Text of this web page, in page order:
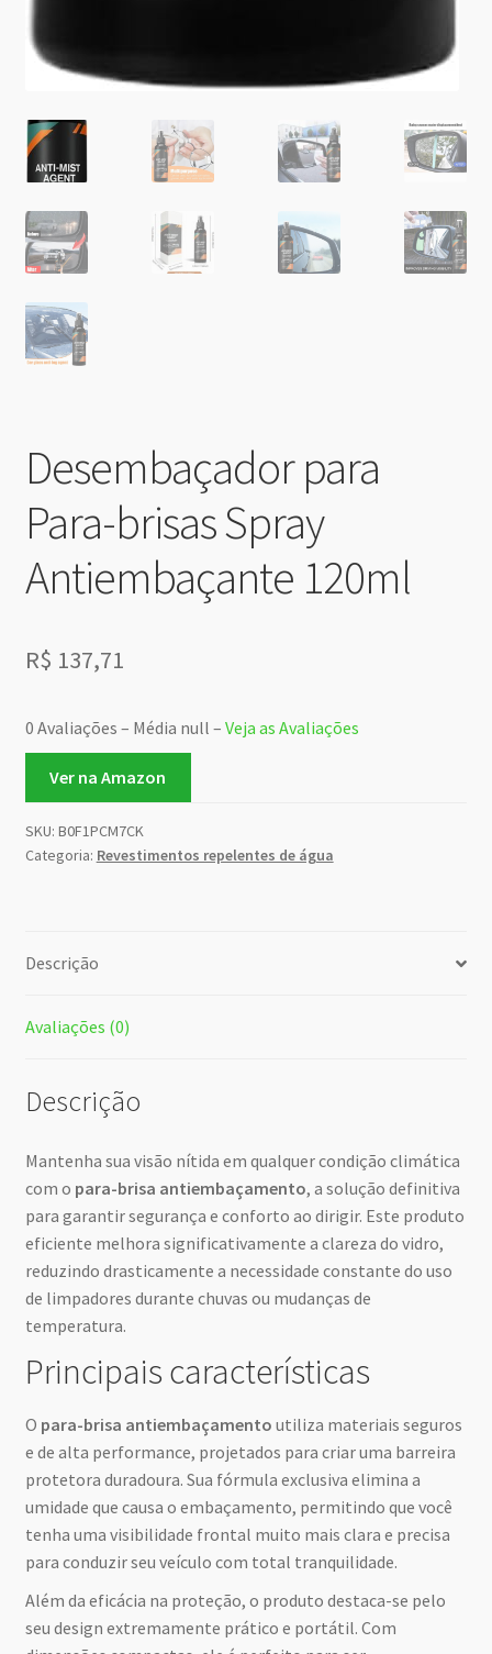
Desembaçador para
Para-brisas Spray
Antiembaçante 120ml
R$ 137,71
0 Avaliações – Média null – Veja as Avaliações
Ver na Amazon
SKU: B0F1PCM7CK
Categoria: Revestimentos repelentes de água
Descrição
Avaliações (0)
Descrição
Mantenha sua visão nítida em qualquer condição climática
com o para-brisa antiembaçamento, a solução definitiva
para garantir segurança e conforto ao dirigir. Este produto
eficiente melhora significativamente a clareza do vidro,
reduzindo drasticamente a necessidade constante do uso
de limpadores durante chuvas ou mudanças de
temperatura.
Principais características
O para-brisa antiembaçamento utiliza materiais seguros
e de alta performance, projetados para criar uma barreira
protetora duradoura. Sua fórmula exclusiva elimina a
umidade que causa o embaçamento, permitindo que você
tenha uma visibilidade frontal muito mais clara e precisa
para conduzir seu veículo com total tranquilidade.
Além da eficácia na proteção, o produto destaca-se pelo
seu design extremamente prático e portátil. Com